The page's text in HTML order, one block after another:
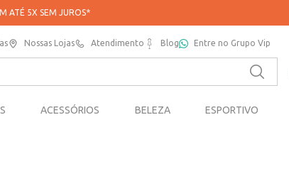
ATÉ 5X SEM JUROS*
Nossas Lojas Atendimento Blog Entre no Grupo Vip
ACESSÓRIOS BELEZA ESPORTIVO